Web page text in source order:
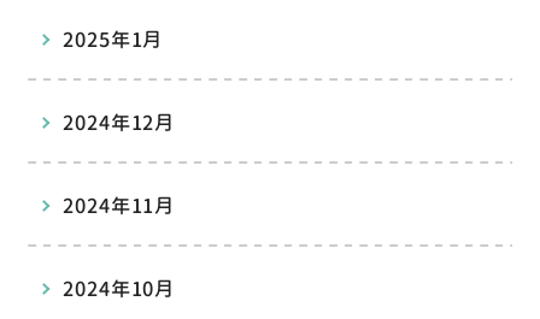
2025年1月
2024年12月
2024年11月
2024年10月